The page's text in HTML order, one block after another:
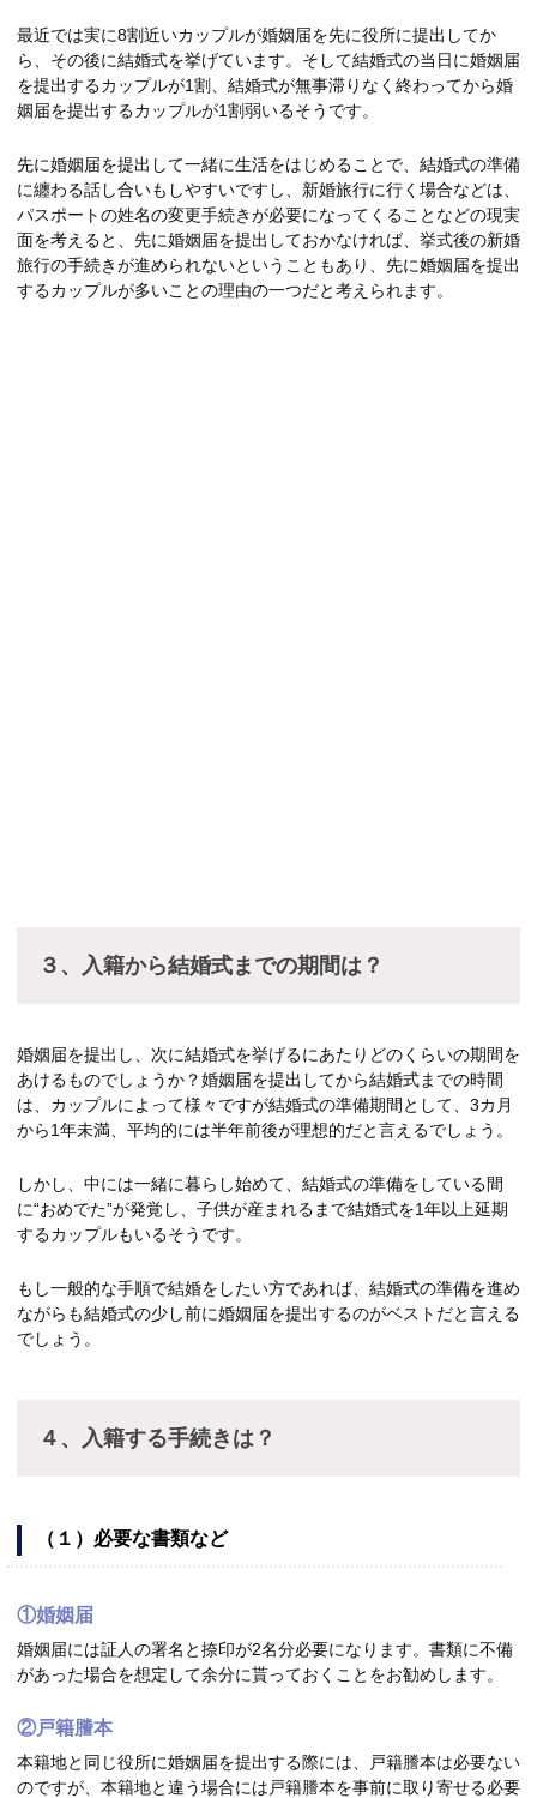
最近では実に8割近いカップルが婚姻届を先に役所に提出してか
ら、その後に結婚式を挙げています。そして結婚式の当日に婚姻届
を提出するカップルが1割、結婚式が無事滞りなく終わってから婚
姻届を提出するカップルが1割弱いるそうです。
先に婚姻届を提出して一緒に生活をはじめることで、結婚式の準備
に纏わる話し合いもしやすいですし、新婚旅行に行く場合などは、
パスポートの姓名の変更手続きが必要になってくることなどの現実
面を考えると、先に婚姻届を提出しておかなければ、挙式後の新婚
旅行の手続きが進められないということもあり、先に婚姻届を提出
するカップルが多いことの理由の一つだと考えられます。
３、入籍から結婚式までの期間は？
婚姻届を提出し、次に結婚式を挙げるにあたりどのくらいの期間を
あけるものでしょうか？婚姻届を提出してから結婚式までの時間
は、カップルによって様々ですが結婚式の準備期間として、3カ月
から1年未満、平均的には半年前後が理想的だと言えるでしょう。
しかし、中には一緒に暮らし始めて、結婚式の準備をしている間
に“おめでた”が発覚し、子供が産まれるまで結婚式を1年以上延期
するカップルもいるそうです。
もし一般的な手順で結婚をしたい方であれば、結婚式の準備を進め
ながらも結婚式の少し前に婚姻届を提出するのがベストだと言える
でしょう。
４、入籍する手続きは？
（１）必要な書類など
①婚姻届
婚姻届には証人の署名と捺印が2名分必要になります。書類に不備
があった場合を想定して余分に貰っておくことをお勧めします。
②戸籍謄本
本籍地と同じ役所に婚姻届を提出する際には、戸籍謄本は必要ない
のですが、本籍地と違う場合には戸籍謄本を事前に取り寄せる必要